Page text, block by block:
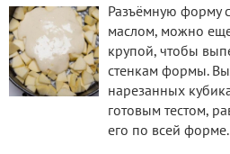
Разъёмную форму
маслом, можно
крупой, чтобы
стенкам формы.
нарезанных
готовым тестом,
его по всей форме.